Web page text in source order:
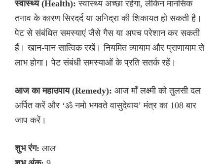
स्वास्थ्य (Health): स्वास्थ्य अच्छा रहेगा, लेकिन मानसिक
तनाव के कारण सिरदर्द या अनिद्रा की शिकायत हो सकती है।
पेट से संबंधित समस्याएं जैसे गैस या अपच परेशान कर सकती
हैं। खान-पान सात्विक रखें। नियमित व्यायाम और प्राणायाम से
लाभ होगा। पेट संबंधी समस्याओं के प्रति सतर्क रहें।
आज का महाउपाय (Remedy): आज माँ लक्ष्मी को तुलसी दल
अर्पित करें और ‘ॐ नमो भगवते वासुदेवाय’ मंत्र का 108 बार
जाप करें।
शुभ रंग: लाल